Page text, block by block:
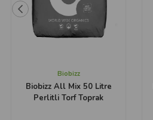
Biobizz
Biobizz All Mix 50 Litre
Perlitli Torf Toprak